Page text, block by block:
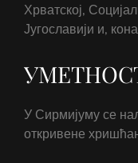
Хрватској,
Југославији и,
У Сирмијуму се
откривене